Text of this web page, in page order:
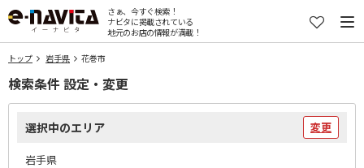
さぁ、今すぐ検索！
ナビタに掲載されている
地元のお店の情報が満載！
トップ 岩手県 花巻市
検索条件 設定・変更
選択中のエリア 変更
岩手県